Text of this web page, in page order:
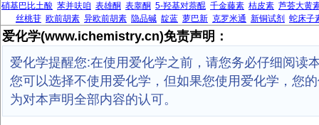
硝基巴比土酸 苯并呋咱 表雄酮 表睾酮 5-羟基对萘醌 千金藤素 桔皮素 芦荟大黄
丝桃苷 欧前胡素 异欧前胡素 隐品碱 靛蓝 萝巴新 克罗米通 新铜试剂 蛇床子
爱化学(www.ichemistry.cn)免责声明：
爱化学提醒您:在使用爱化学之前，请您务必仔细阅读
您可以选择不使用爱化学，但如果您使用爱化学，您
为对本声明全部内容的认可。